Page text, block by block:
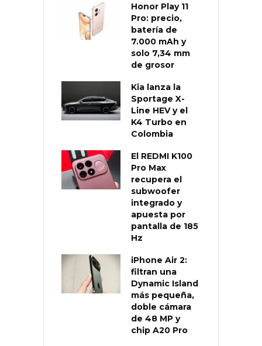
Honor Play 11
Pro: precio,
batería de
7.000 mAh y
solo 7,34 mm
de grosor
Kia lanza la
Sportage X-
Line HEV y el
K4 Turbo en
Colombia
El REDMI K100
Pro Max
recupera el
subwoofer
integrado y
apuesta por
pantalla de 185
Hz
iPhone Air 2:
filtran una
Dynamic Island
más pequeña,
doble cámara
de 48 MP y
chip A20 Pro